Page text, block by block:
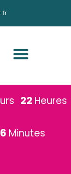
22 Heures
Minutes